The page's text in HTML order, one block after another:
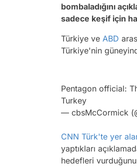
bombaladığını
sadece keşif için
Türkiye ve ABD
Türkiye'nin
Pentagon official:
Turkey
— cbsMcCormick
CNN Türk'te yer
yaptıkları
hedefleri vurduğunu